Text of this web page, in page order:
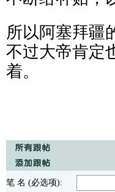
所以阿塞拜疆
不过大帝肯定
着。
笔 名 (必选项):